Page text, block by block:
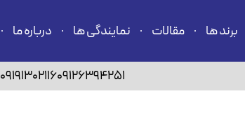
برند ها مقالات نمایندگی ها درباره ما
09126394251
09191302116